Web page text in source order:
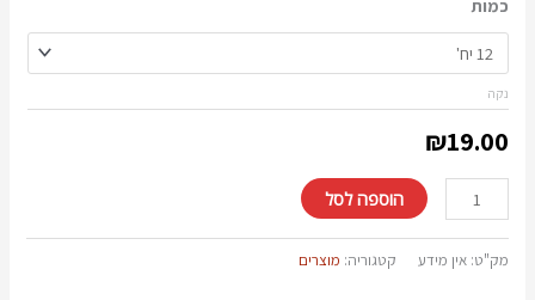
כמות
נקה
₪19.00
הוספה לסל
מק"ט:אין מידע קטגוריה: מוצרים